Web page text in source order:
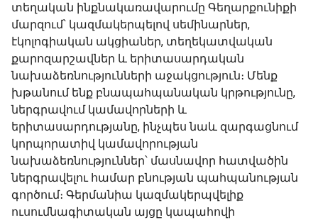
տեղական ինքնակառավարումը Գեղարքունիքի
մարզում՝ կազմակերպելով սեմինարներ,
էկոլոգիական ակցիաներ, տեղեկատվական
քարոզարշավներ և երիտասարդական
նախաձեռնությունների աջակցություն։ Մենք
խթանում ենք բնապահպանական կրթությունը,
ներգրավում կամավորների և
երիտասարդությանը, ինչպես նաև զարգացնում
կորպորատիվ կամավորության
նախաձեռնություններ՝ մասնավոր հատվածին
ներգրավելու համար բնության պահպանության
գործում։ Գերմանիա կազմակերպվելիք
ուսումնագիտական այցը կապահովի